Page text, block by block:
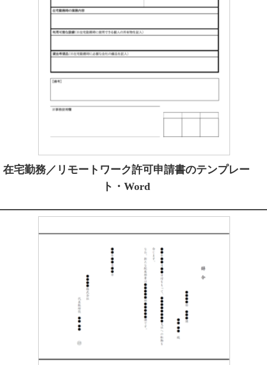
在宅勤務／リモートワーク許可申請書のテンプレー
ト・Word